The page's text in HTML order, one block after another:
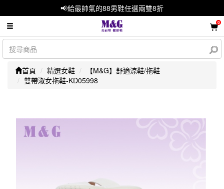
📢給最帥氣的88男鞋任選兩雙8折
0
首頁 精選女鞋
【M&G】舒適涼鞋/拖鞋
雙帶淑女拖鞋-KD05998